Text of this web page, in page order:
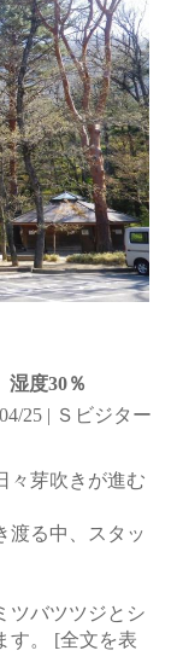
度30％
25 | Ｓビジター
々芽吹きが進む
渡る中、スタッ
ツバツツジとシ
す。 [全文を表